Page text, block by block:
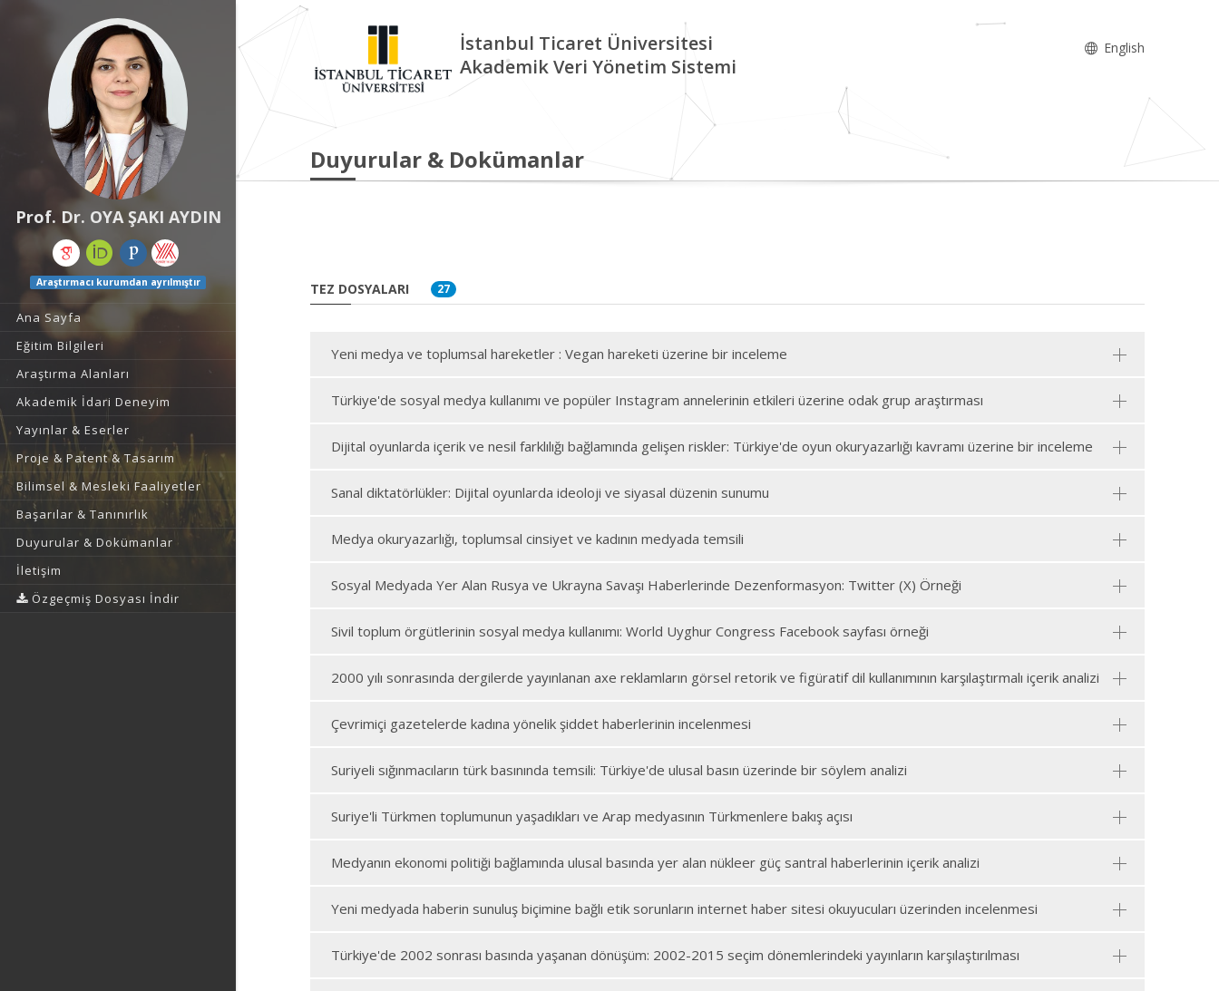
Prof. Dr. OYA ŞAKI AYDIN
Araştırmacı kurumdan ayrılmıştır
Ana Sayfa
Eğitim Bilgileri
Araştırma Alanları
Akademik İdari Deneyim
Yayınlar & Eserler
Proje & Patent & Tasarım
Bilimsel & Mesleki Faaliyetler
Başarılar & Tanınırlık
Duyurular & Dokümanlar
İletişim
Özgeçmiş Dosyası İndir
İstanbul Ticaret Üniversitesi
Akademik Veri Yönetim Sistemi
English
Duyurular & Dokümanlar
TEZ DOSYALARI 27
Yeni medya ve toplumsal hareketler : Vegan hareketi üzerine bir inceleme
Türkiye'de sosyal medya kullanımı ve popüler Instagram annelerinin etkileri üzerine odak grup araştırması
Dijital oyunlarda içerik ve nesil farklılığı bağlamında gelişen riskler: Türkiye'de oyun okuryazarlığı kavramı üzerine bir inceleme
Sanal diktatörlükler: Dijital oyunlarda ideoloji ve siyasal düzenin sunumu
Medya okuryazarlığı, toplumsal cinsiyet ve kadının medyada temsili
Sosyal Medyada Yer Alan Rusya ve Ukrayna Savaşı Haberlerinde Dezenformasyon: Twitter (X) Örneği
Sivil toplum örgütlerinin sosyal medya kullanımı: World Uyghur Congress Facebook sayfası örneği
2000 yılı sonrasında dergilerde yayınlanan axe reklamların görsel retorik ve figüratif dil kullanımının karşılaştırmalı içerik analizi
Çevrimiçi gazetelerde kadına yönelik şiddet haberlerinin incelenmesi
Suriyeli sığınmacıların türk basınında temsili: Türkiye'de ulusal basın üzerinde bir söylem analizi
Suriye'li Türkmen toplumunun yaşadıkları ve Arap medyasının Türkmenlere bakış açısı
Medyanın ekonomi politiği bağlamında ulusal basında yer alan nükleer güç santral haberlerinin içerik analizi
Yeni medyada haberin sunuluş biçimine bağlı etik sorunların internet haber sitesi okuyucuları üzerinden incelenmesi
Türkiye'de 2002 sonrası basında yaşanan dönüşüm: 2002-2015 seçim dönemlerindeki yayınların karşılaştırılması